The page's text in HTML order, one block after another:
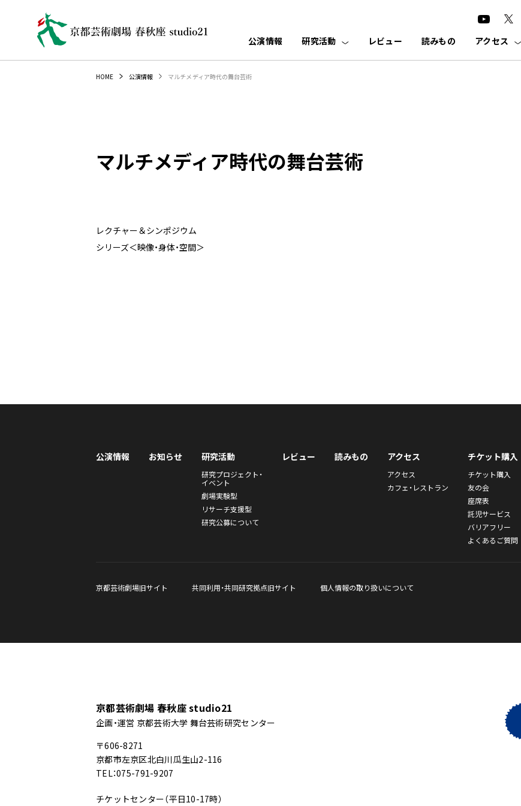
公演情報
研究活動 レビュー 読みもの アクセス
HOME 公演情報 マルチメディア時代の舞台芸術
マルチメディア時代の舞台芸術
レクチャー＆シンポジウム
シリーズ＜映像・身体・空間＞
公演情報 お知らせ 研究活動
研究プロジェクト・
イベント
劇場実験型
リサーチ支援型
研究公募について
レビュー 読みもの アクセス
アクセス
カフェ・レストラン
チケット購入
チケット購入
友の会
座席表
託児サービス
バリアフリー
よくあるご質問
京都芸術劇場旧サイト 共同利用・共同研究拠点旧サイト 個人情報の取り扱いについて
京都芸術劇場 春秋座 studio21
企画・運営 京都芸術大学 舞台芸術研究センター
〒606-8271
京都市左京区北白川瓜生山2-116
TEL：075-791-9207
チケットセンター（平日10-17時）